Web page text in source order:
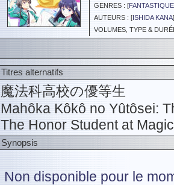
GENRES : [
AUTEURS : [ISHIDA KANA
VOLUMES, TYPE &
Titres alternatifs
魔法科高校の優等生
Mahôka Kôkô no Yûtôsei:
The Honor Student at
Synopsis
Non disponible pour le